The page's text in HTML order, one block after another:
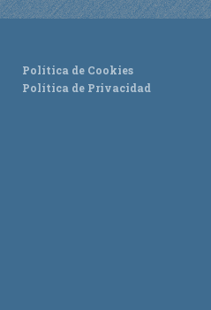
Política de Cookies
Política de Privacidad